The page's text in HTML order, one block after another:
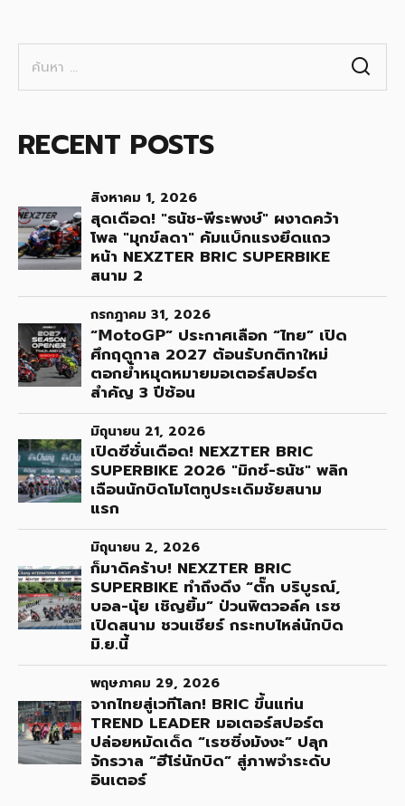
สำหรับ:
RECENT POSTS
สิงหาคม 1, 2026
สุดเดือด! "ธนัช-พีระพงษ์" ผงาดคว้า
โพล "มุกข์ลดา" คัมแบ็กแรงยึดแถว
หน้า NEXZTER BRIC SUPERBIKE
สนาม 2
กรกฎาคม 31, 2026
“𝗠𝗼𝘁𝗼𝗚𝗣” ประกาศเลือก “ไทย” เปิด
ศึกฤดูกาล 2027 ต้อนรับกติกาใหม่
ตอกย้ำหมุดหมายมอเตอร์สปอร์ต
สำคัญ 3 ปีซ้อน
มิถุนายน 21, 2026
เปิดซีซั่นเดือด! NEXZTER BRIC
SUPERBIKE 2026 "มิกซ์-ธนัช" พลิก
เฉือนนักบิดโมโตทูประเดิมชัยสนาม
แรก
มิถุนายน 2, 2026
ก็มาดิคร้าบ! NEXZTER BRIC
SUPERBIKE ทำถึงดึง “ตั๊ก บริบูรณ์,
บอล-นุ้ย เชิญยิ้ม” ป่วนพิตวอล์ค เรซ
เปิดสนาม ชวนเชียร์ กระทบไหล่นักบิด
มิ.ย.นี้
พฤษภาคม 29, 2026
จากไทยสู่เวทีโลก! BRIC ขึ้นแท่น
TREND LEADER มอเตอร์สปอร์ต
ปล่อยหมัดเด็ด “เรซซิ่งมังงะ” ปลุก
จักรวาล “ฮีโร่นักบิด” สู่ภาพจำระดับ
อินเตอร์